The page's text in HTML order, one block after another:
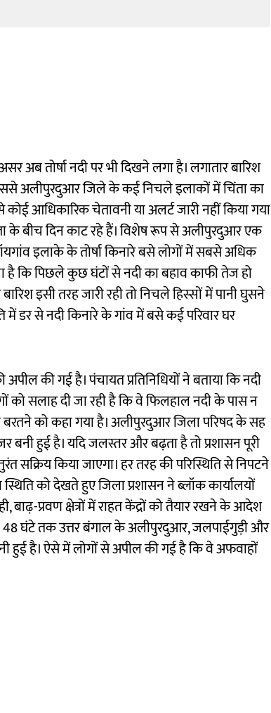
अब तोर्षा नदी पर भी दिखने लगा है। लगातार बारिश
अलीपुरदुआर जिले के कई निचले इलाकों में चिंता का
आधिकारिक चेतावनी या अलर्ट जारी नहीं किया गया
के बीच दिन काट रहे हैं। विशेष रूप से अलीपुरदुआर एक
इलाके के तोर्षा किनारे बसे लोगों में सबसे अधिक
है कि पिछले कुछ घंटों से नदी का बहाव काफी तेज हो
इसी तरह जारी रही तो निचले हिस्सों में पानी घुसने
डर से नदी किनारे के गांव में बसे कई परिवार घर
की गई है। पंचायत प्रतिनिधियों ने बताया कि नदी
को सलाह दी जा रही है कि वे फिलहाल नदी के पास न
को कहा गया है। अलीपुरदुआर जिला परिषद के सह
बनी हुई है। यदि जलस्तर और बढ़ता है तो प्रशासन पूरी
किया जाएगा। हर तरह की परिस्थिति से निपटने
को देखते हुए जिला प्रशासन ने ब्लॉक कार्यालयों
बाढ़-प्रवण क्षेत्रों में राहत केंद्रों को तैयार रखने के आदेश
48 घंटे तक उत्तर बंगाल के अलीपुरदुआर, जलपाईगुड़ी और
हुई है। ऐसे में लोगों से अपील की गई है कि वे अफवाहों